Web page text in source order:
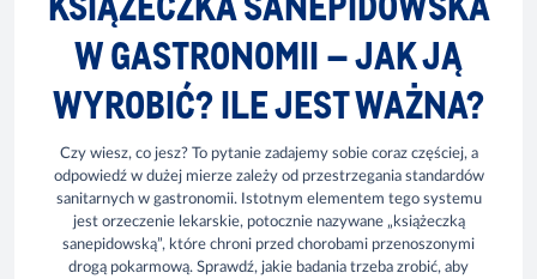
W GASTRONOMII – JAK JĄ
WYROBIĆ? ILE JEST WAŻNA?
Czy wiesz, co jesz? To pytanie zadajemy sobie coraz częściej, a
odpowiedź w dużej mierze zależy od przestrzegania standardów
sanitarnych w gastronomii. Istotnym elementem tego systemu
jest orzeczenie lekarskie, potocznie nazywane „książeczką
sanepidowską”, które chroni przed chorobami przenoszonymi
drogą pokarmową. Sprawdź, jakie badania trzeba zrobić, aby